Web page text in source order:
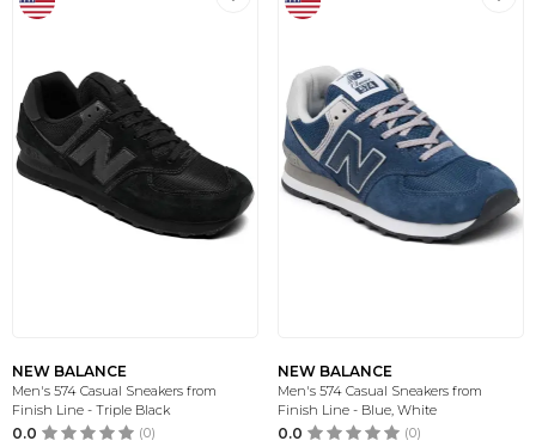
NEW BALANCE
Men's 574 Casual Sneakers from
Finish Line - Triple Black
0.0 (0)
NEW BALANCE
Men's 574 Casual Sneakers from
Finish Line - Blue, White
0.0 (0)